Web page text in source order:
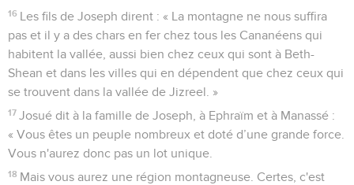
16 Les fils de Joseph dirent : « La montagne ne nous suffira
pas et il y a des chars en fer chez tous les Cananéens qui
habitent la vallée, aussi bien chez ceux qui sont à Beth-
Shean et dans les villes qui en dépendent que chez ceux qui
se trouvent dans la vallée de Jizreel. »
17 Josué dit à la famille de Joseph, à Ephraïm et à Manassé :
« Vous êtes un peuple nombreux et doté d’une grande force.
Vous n'aurez donc pas un lot unique.
18 Mais vous aurez une région montagneuse. Certes, c'est